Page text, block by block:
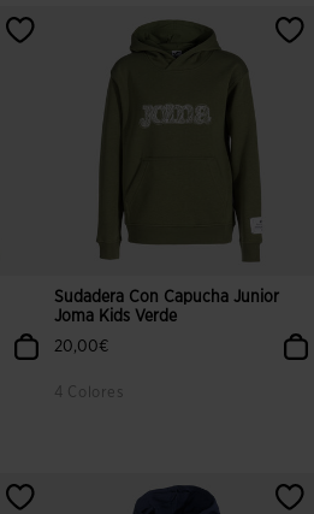
Sudadera Con Capucha Junior
Joma Kids Verde
20,00€
4 Colores